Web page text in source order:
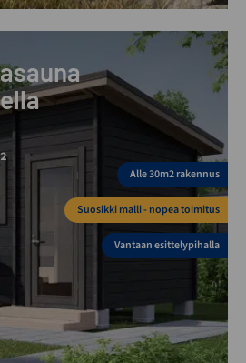
Alle 30m2 rakennus
Suosikki malli - nopea toimitus
Vantaan esittelypihalla